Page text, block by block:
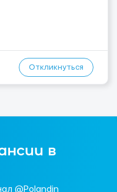
Высокая зарплат...
Откликнуться
в
@Polandin